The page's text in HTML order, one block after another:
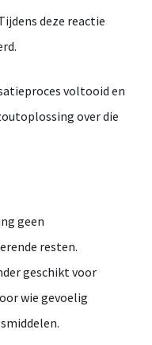
deze reactie
.
voltooid en
over die
geen
resten.
geschikt voor
wie gevoelig